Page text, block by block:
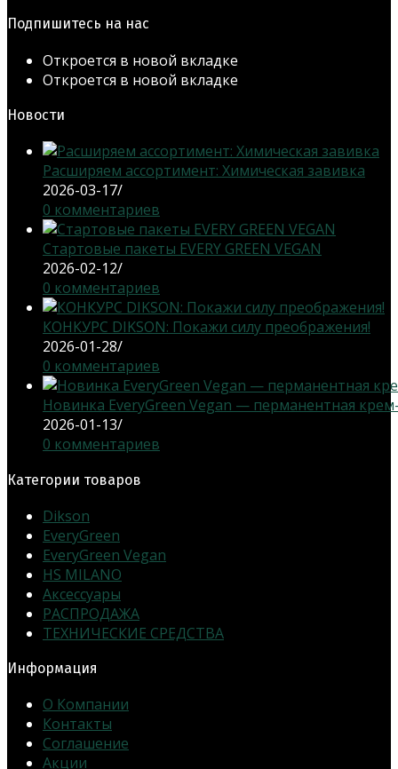
Подпишитесь на нас
Откроется в новой вкладке
Откроется в новой вкладке
Новости
Расширяем ассортимент: Химическая завивка
2026-03-17/
0 комментариев
Стартовые пакеты EVERY GREEN VEGAN
2026-02-12/
0 комментариев
КОНКУРС DIKSON: Покажи силу преображения!
2026-01-28/
0 комментариев
Новинка EveryGreen Vegan — перманентная
2026-01-13/
0 комментариев
Категории товаров
Dikson
EveryGreen
EveryGreen Vegan
HS MILANO
Аксессуары
РАСПРОДАЖА
ТЕХНИЧЕСКИЕ СРЕДСТВА
Информация
О Компании
Контакты
Соглашение
Акции